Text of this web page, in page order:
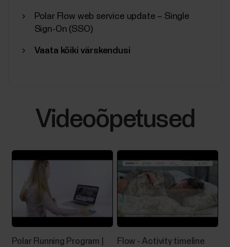
Polar Flow web service update – Single
Sign-On (SSO)
Vaata kõiki värskendusi
Videoõpetused
Polar Running Program |
Flow - Activity timeline